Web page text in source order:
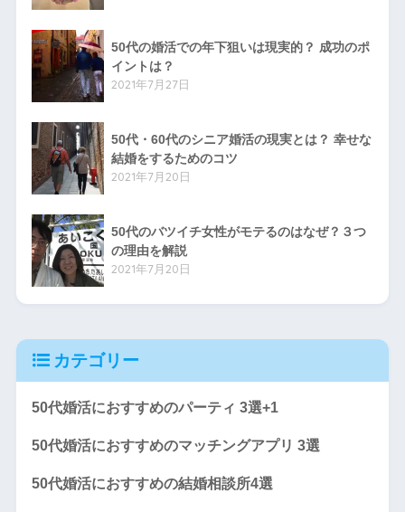
50代の婚活での年下狙いは現実的？ 成功のポ
イントは？
2021年7月27日
50代・60代のシニア婚活の現実とは？ 幸せな
結婚をするためのコツ
2021年7月20日
50代のバツイチ女性がモテるのはなぜ？３つ
の理由を解説
2021年7月20日
カテゴリー
50代婚活におすすめのパーティ 3選+1
50代婚活におすすめのマッチングアプリ 3選
50代婚活におすすめの結婚相談所4選